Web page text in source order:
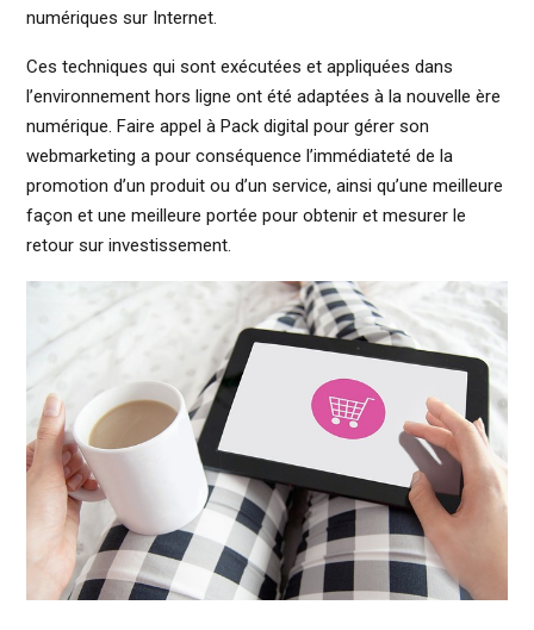
numériques sur Internet.
Ces techniques qui sont exécutées et appliquées dans
l’environnement hors ligne ont été adaptées à la nouvelle ère
numérique. Faire appel à Pack digital pour gérer son
webmarketing a pour conséquence l’immédiateté de la
promotion d’un produit ou d’un service, ainsi qu’une meilleure
façon et une meilleure portée pour obtenir et mesurer le
retour sur investissement.